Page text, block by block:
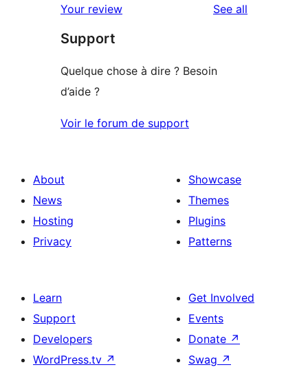
Your review See all
Support
Quelque chose à dire ? Besoin
d’aide ?
Voir le forum de support
About
News
Hosting
Privacy
Showcase
Themes
Plugins
Patterns
Learn
Support
Developers
WordPress.tv ↗
Get Involved
Events
Donate ↗
Swag ↗